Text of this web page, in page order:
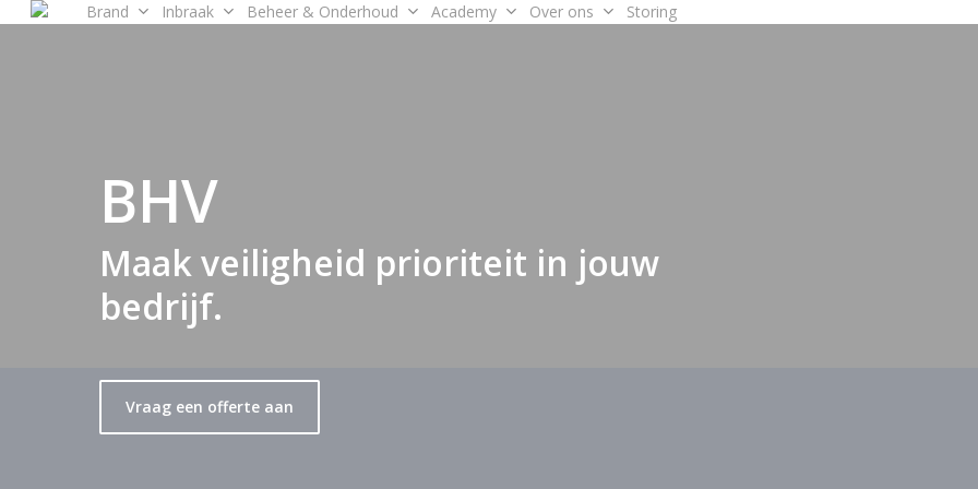
Brand Inbraak Beheer & Onderhoud Academy Over ons Storing
BHV
Maak veiligheid prioriteit in jouw
bedrijf.
Vraag een offerte aan